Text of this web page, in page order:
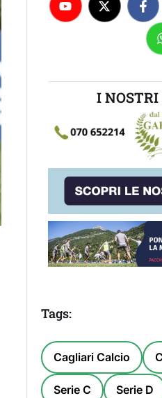
I NOSTRI
Tags:
Cagliari Calcio
Serie C Serie D